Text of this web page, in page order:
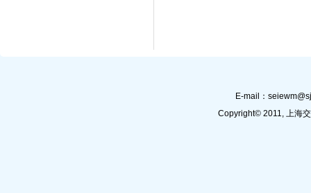
E-mail：
Copyright© 2011, 上海